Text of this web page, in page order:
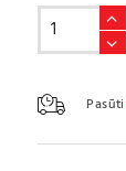
Beautynol
(1+1
daudzums